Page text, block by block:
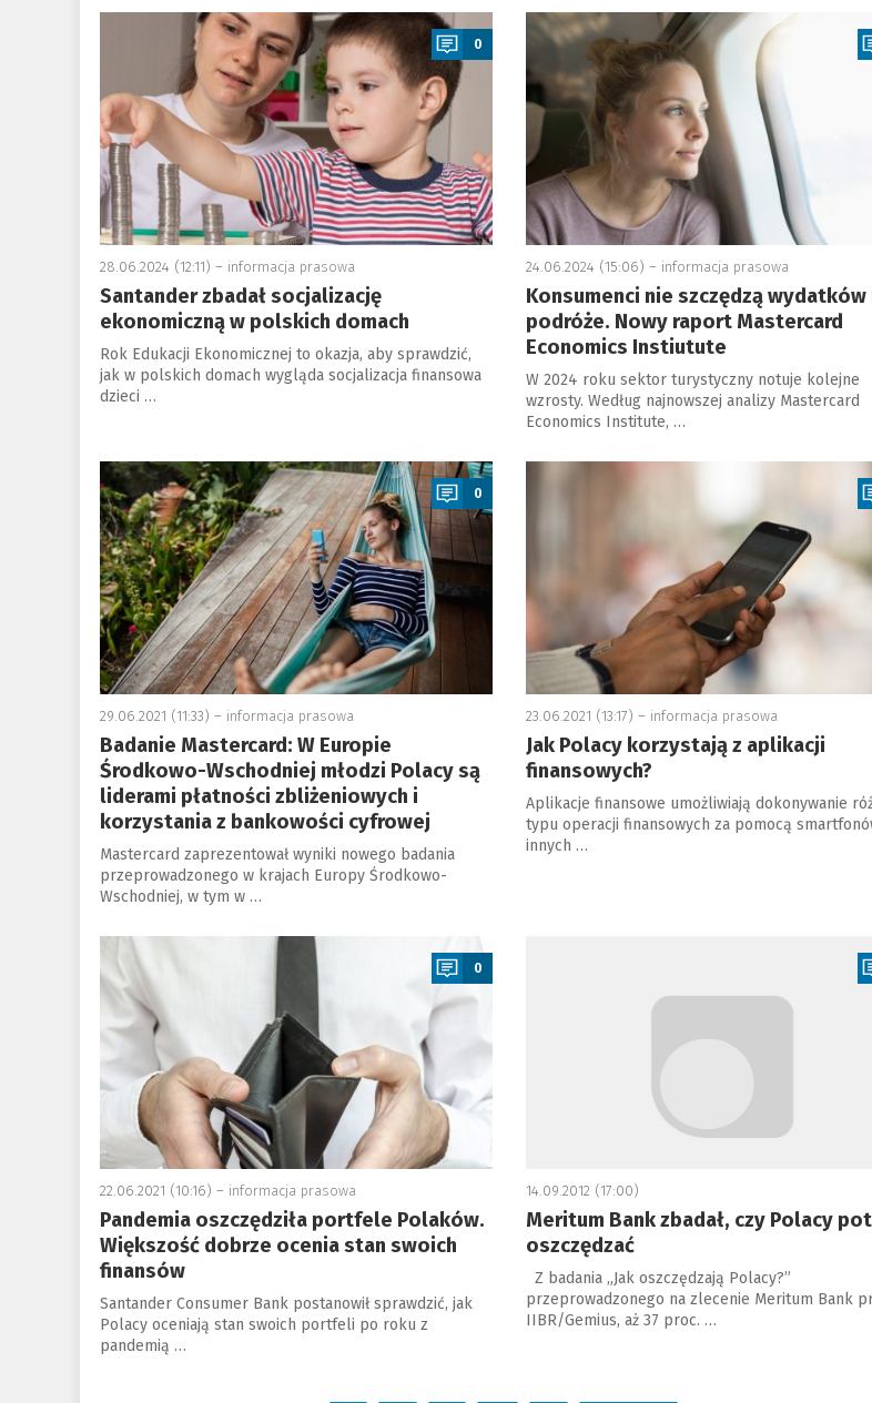
a
0
28.06.2024 (12:11) – informacja prasowa
Santander zbadał socjalizację
ekonomiczną w polskich domach
Rok Edukacji Ekonomicznej to okazja, aby sprawdzić,
jak w polskich domach wygląda socjalizacja finansowa
dzieci …
a
24.06.2024 (15:06) – informacja prasowa
Konsumenci nie szczędzą wydatków
podróże. Nowy raport Mastercard
Economics Instiutute
W 2024 roku sektor turystyczny notuje kolejne
wzrosty. Według najnowszej analizy Mastercard
Economics Institute, …
a
0
29.06.2021 (11:33) – informacja prasowa
Badanie Mastercard: W Europie
Środkowo-Wschodniej młodzi Polacy są
liderami płatności zbliżeniowych i
korzystania z bankowości cyfrowej
Mastercard zaprezentował wyniki nowego badania
przeprowadzonego w krajach Europy Środkowo-
Wschodniej, w tym w …
a
23.06.2021 (13:17) – informacja prasowa
Jak Polacy korzystają z aplikacji
finansowych?
Aplikacje finansowe umożliwiają dokonywanie
typu operacji finansowych za pomocą
innych …
a
0
22.06.2021 (10:16) – informacja prasowa
Pandemia oszczędziła portfele Polaków.
Większość dobrze ocenia stan swoich
finansów
Santander Consumer Bank postanowił sprawdzić, jak
Polacy oceniają stan swoich portfeli po roku z
pandemią …
14.09.2012 (17:00)
Meritum Bank zbadał, czy Polacy
oszczędzać
Z badania „Jak oszczędzają Polacy?”
przeprowadzonego na zlecenie Meritum Bank
IIBR/Gemius, aż 37 proc. …